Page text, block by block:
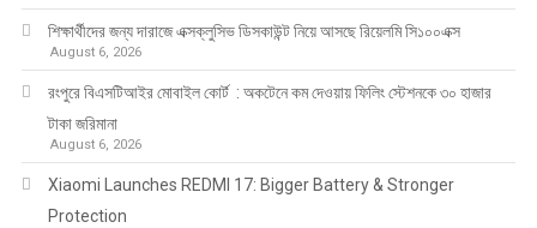
শিক্ষার্থীদের জন্য দারাজে এক্সক্লুসিভ ডিসকাউন্ট নিয়ে আসছে রিয়েলমি সি১০০এক্স
August 6, 2026
রংপুরে বিএসটিআইর মোবাইল কোর্ট : অকটেনে কম দেওয়ায় ফিলিং স্টেশনকে ৩০ হাজার
টাকা জরিমানা
August 6, 2026
Xiaomi Launches REDMI 17: Bigger Battery & Stronger
Protection